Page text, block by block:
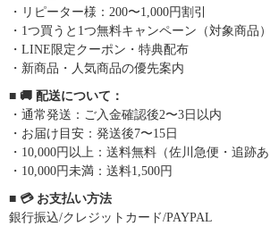
・リピーター様：200〜1,000円割引
・1つ買うと1つ無料キャンペーン（対象商品）
・LINE限定クーポン・特典配布
・新商品・人気商品の優先案内
■ 🚚 配送について：
・通常発送：ご入金確認後2〜3日以内
・お届け目安：発送後7〜15日
・10,000円以上：送料無料（佐川急便・追跡
・10,000円未満：送料1,500円
■ 💳 お支払い方法
銀行振込/クレジットカード/PAYPAL